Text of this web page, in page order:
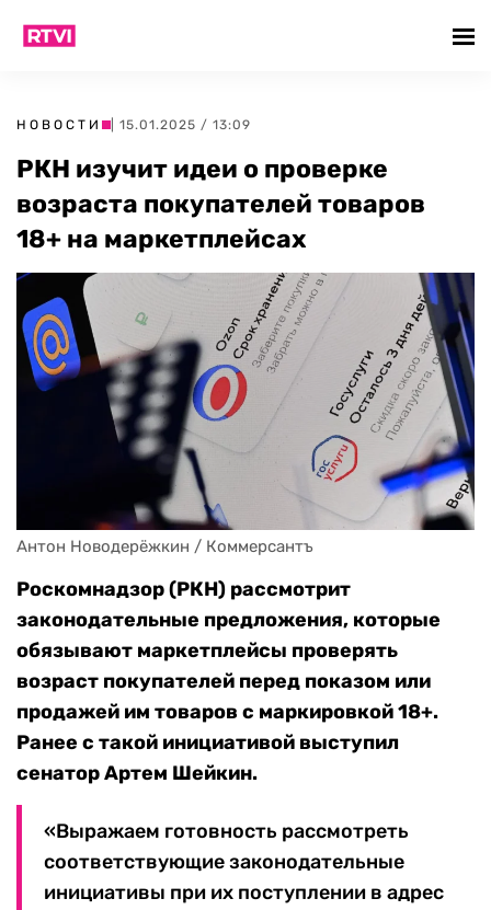
НОВОСТИ | 15.01.2025 / 13:09
РКН изучит идеи о проверке
возраста покупателей товаров
18+ на маркетплейсах
Антон Новодерёжкин / Коммерсантъ
Роскомнадзор (РКН) рассмотрит
законодательные предложения, которые
обязывают маркетплейсы проверять
возраст покупателей перед показом или
продажей им товаров с маркировкой 18+.
Ранее с такой инициативой выступил
сенатор Артем Шейкин.
«Выражаем готовность рассмотреть
соответствующие законодательные
инициативы при их поступлении в адрес